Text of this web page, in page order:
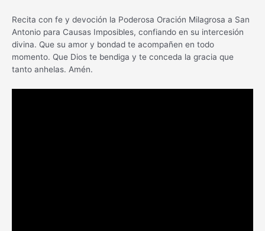
Recita con fe y devoción la Poderosa Oración Milagrosa a San
Antonio para Causas Imposibles, confiando en su intercesión
divina. Que su amor y bondad te acompañen en todo
momento. Que Dios te bendiga y te conceda la gracia que
tanto anhelas. Amén.